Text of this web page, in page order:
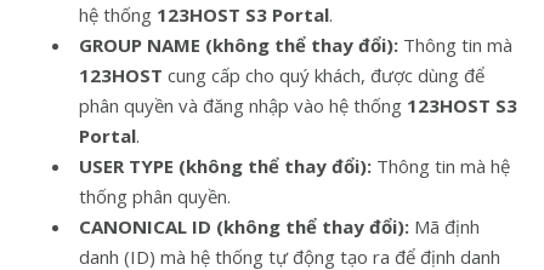
hệ thống 123HOST S3 Portal.
GROUP NAME (không thể thay đổi): Thông tin mà
123HOST cung cấp cho quý khách, được dùng để
phân quyền và đăng nhập vào hệ thống 123HOST S3
Portal.
USER TYPE (không thể thay đổi): Thông tin mà hệ
thống phân quyền.
CANONICAL ID (không thể thay đổi): Mã định
danh (ID) mà hệ thống tự động tạo ra để định danh